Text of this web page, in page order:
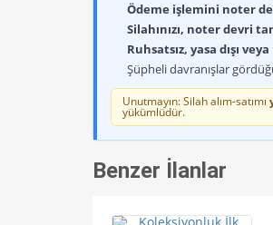
Ödeme işlemini noter
Silahınızı, noter devri
Ruhsatsız, yasa dışı
Şüpheli davranışlar
Unutmayın: Silah alım-satımı
yükümlüdür.
Benzer İlanlar